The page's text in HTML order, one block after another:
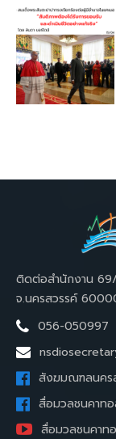
ติดต่อสำนักงาน
จ.นครสวรรค์
056-050997
สังฆมณฑลนคร
สื่อมวลชนคาท
สื่อมวลชนคาท